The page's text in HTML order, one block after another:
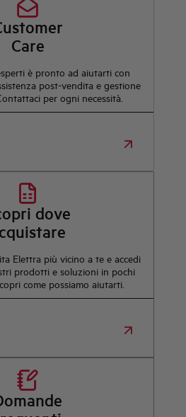
Care
è pronto ad aiutarti con
post-vendita e gestione
per ogni necessità.
dove
Elettra più vicino a te e accedi
prodotti e soluzioni in pochi
come possiamo aiutarti.